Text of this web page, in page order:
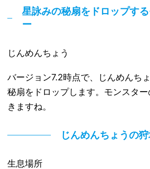
星詠みの秘扇をドロップす
ー
じんめんちょう
バージョン7.2時点で、じんめんち
秘扇をドロップします。モンスタ
きますね。
じんめんちょうの
生息場所